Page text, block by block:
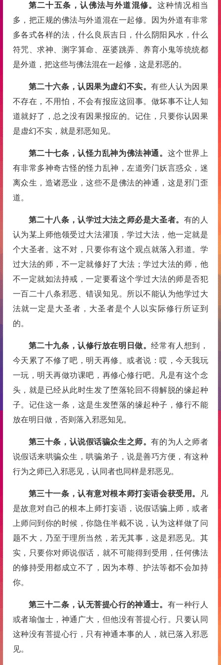
第二十五条，认佛法与外道混修。 这种情况相当
多，把正规的佛法与外道混在一起修。因为外道有非常
多各式各样的法，什么良辰吉日，什么阴阳风水，什么
符咒、求神、测字算命、巫婆跳弄、养育小鬼等统统都
是外道，把这些与佛法混在一起修，这是邪恶的。
第二十六条，认因果为虚幻不实。有些人认为因果
不存在，不用怕，不会有报应这回事。做坏事不让人知
道就好了，总之没有因果报应的。记住，只要你认因果
是虚幻不实，就是邪恶知见。
第二十七条，认怪力乱神为佛法神通。 这个世界上
有非常多神奇古怪的怪力乱神，左道旁门妖言惑众，迷
离众生，造诸恶业，这些不是佛法的神通，这是邪门歪
道。
第二十八条，认学过大法之师必是大圣者。 有的人
认为某上师他领受过大法灌顶，学过大法，他一定就是
个大圣者。这不对，只要你有这个观点就落入邪道。学
过大法的师，不一定就修好了大法；学过大法的师，他
不一定就如法持戒，一定要看这个学过大法的师是否犯
一百二十八条邪恶、错误知见。所以不能认为他学过大
法就一定是大圣者，大圣者是个人以实际修行所证到
的。
第二十九条，认修行放在明日做。经常有人想到，
今天累了不修了吧，明天再修。或者说：哎，今天我玩
一玩，明天再做功课吧，再修心修行吧。凡是有这个念
头，就是已经从此时生发了堕落轮回不得解脱的缘起种
子。记住这一条，这是生发堕落的缘起种子，修行不能
放在明日做，否则落入邪恶知见。
第三十条，认说假话骗众生之师。有的为人之师者
说假话来哄骗众生，哄骗弟子，说是善巧方便，有这种
行为之师已入邪恶见，认同者也同样是邪恶见。
第三十一条，认有意对根本师打妄语会获受用。
凡
是故意对自己的根本上师打妄语，说假话骗上师，或者
上师问到你的时候，你隐住半截不说，认为这样做了问
题不大，乃至于理所当然，若无其事，这是邪恶见。其
实，只要你对师说假话，就不可能得到受用，任何佛法
的修持受用都成立不了，因为本尊、护法等都不会加持
你。
第三十二条，认无菩提心行的神通士。 有一种行人
或者瑜伽士，神通广大，但他没有菩提心行。只要认同
这种没有菩提心行，只有神通本事的人，就已落入邪恶
见。